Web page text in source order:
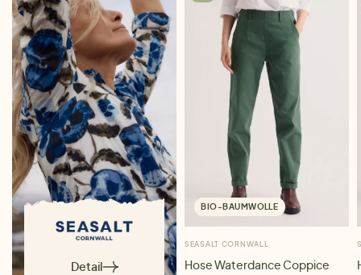
Detail
BIO-BAUMWOLLE
SEASALT CORNWALL
Hose Waterdance Coppice